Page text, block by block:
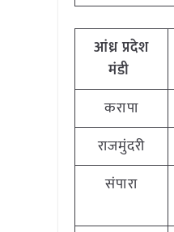
आंध्र प्रदेश
मंडी
करापा
राजमुंदरी
संपारा